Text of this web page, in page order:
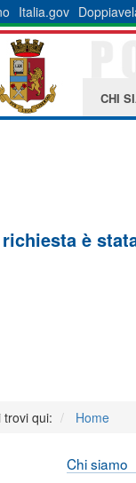
Italia.gov
CHI
è
trovi qui: Home
Chi siamo